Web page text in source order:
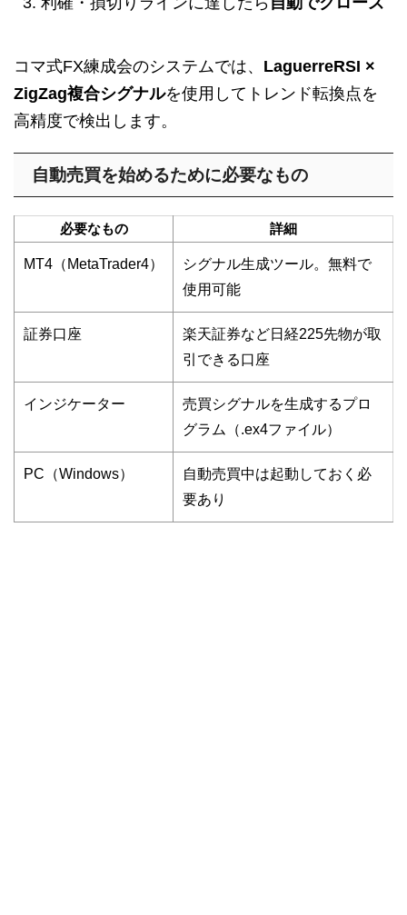
コマ式FX練成会のシステムでは、 LaguerreRSI ×
ZigZag複合シグナルを使用してトレンド転換点を
高精度で検出します。
自動売買を始めるために必要なもの
必要なもの 詳細
MT4（MetaTrader4）
シグナル生成ツール。無料で
使用可能
証券口座
楽天証券など日経225先物が取
引できる口座
インジケーター
売買シグナルを生成するプロ
グラム（.ex4ファイル）
PC（Windows）
自動売買中は起動しておく必
要あり